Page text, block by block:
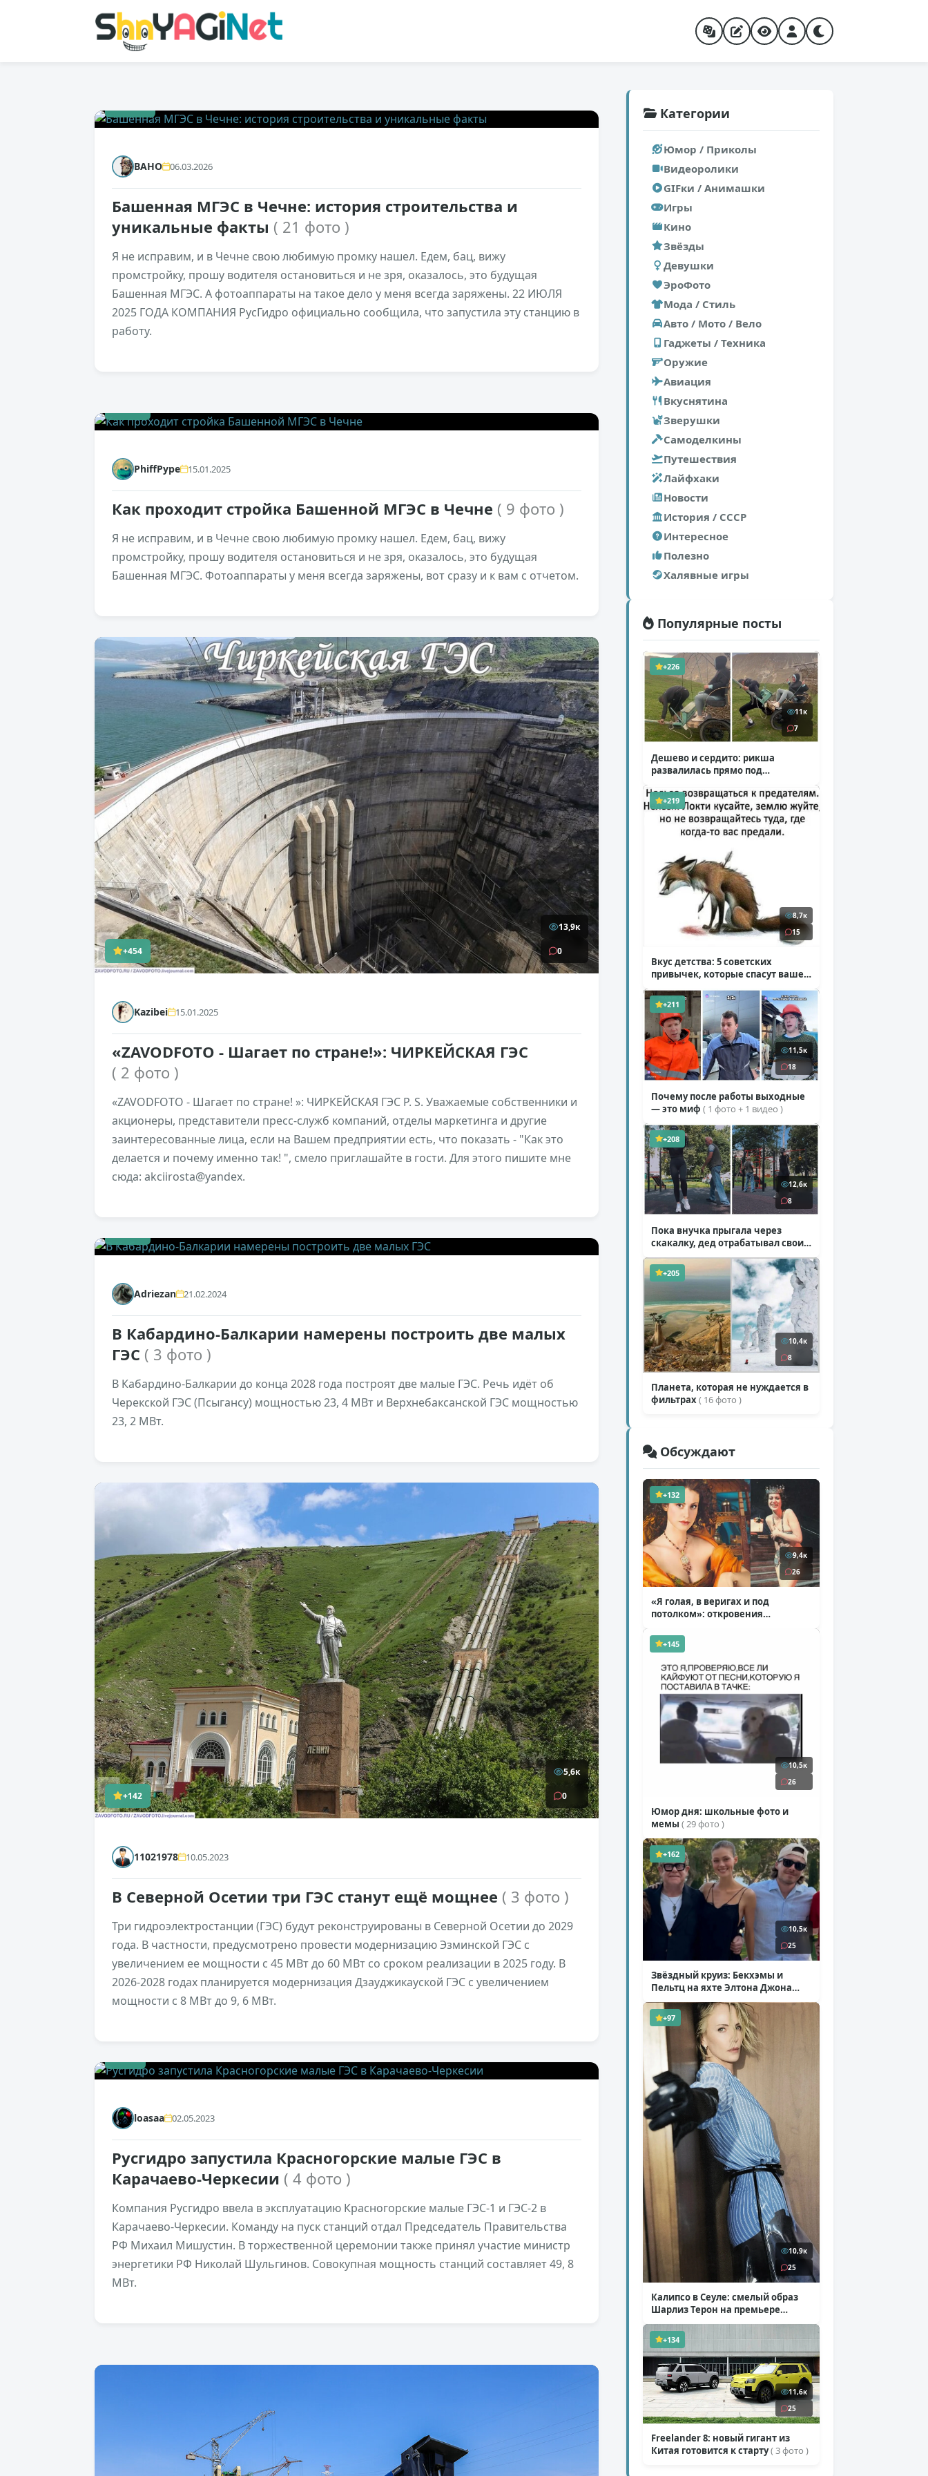
BAHO 06.03.2026
Башенная МГЭС в Чечне: история строительства и
уникальные факты ( 21 фото )
Я не исправим, и в Чечне свою любимую промку нашел. Едем, бац, вижу
промстройку, прошу водителя остановиться и не зря, оказалось, это будущая
Башенная МГЭС. А фотоаппараты на такое дело у меня всегда заряжены. 22 ИЮЛЯ
2025 ГОДА КОМПАНИЯ РусГидро официально сообщила, что запустила эту станцию в
работу.
PhiffPype 15.01.2025
Как проходит стройка Башенной МГЭС в Чечне ( 9 фото )
Я не исправим, и в Чечне свою любимую промку нашел. Едем, бац, вижу
промстройку, прошу водителя остановиться и не зря, оказалось, это будущая
Башенная МГЭС. Фотоаппараты у меня всегда заряжены, вот сразу и к вам с отчетом.
+454
13,9к
0
Kazibei 15.01.2025
«ZAVODFOTO - Шагает по стране!»: ЧИРКЕЙСКАЯ ГЭС
( 2 фото )
«ZAVODFOTO - Шагает по стране! »: ЧИРКЕЙСКАЯ ГЭС P. S. Уважаемые собственники и
акционеры, представители пресс-служб компаний, отделы маркетинга и другие
заинтересованные лица, если на Вашем предприятии есть, что показать - "Как это
делается и почему именно так! ", смело приглашайте в гости. Для этого пишите мне
сюда: akciirosta@yandex.
Adriezan 21.02.2024
В Кабардино-Балкарии намерены построить две малых
ГЭС ( 3 фото )
В Кабардино-Балкарии до конца 2028 года построят две малые ГЭС. Речь идёт об
Черекской ГЭС (Псыгансу) мощностью 23, 4 МВт и Верхнебаксанской ГЭС мощностью
23, 2 МВт.
+142
5,6к
0
11021978 10.05.2023
В Северной Осетии три ГЭС станут ещё мощнее ( 3 фото )
Три гидроэлектростанции (ГЭС) будут реконструированы в Северной Осетии до 2029
года. В частности, предусмотрено провести модернизацию Эзминской ГЭС с
увеличением ее мощности с 45 МВт до 60 МВт со сроком реализации в 2025 году. В
2026-2028 годах планируется модернизация Дзауджикауской ГЭС с увеличением
мощности с 8 МВт до 9, 6 МВт.
loasaa 02.05.2023
Русгидро запустила Красногорские малые ГЭС в
Карачаево-Черкесии ( 4 фото )
Компания Русгидро ввела в эксплуатацию Красногорские малые ГЭС-1 и ГЭС-2 в
Карачаево-Черкесии. Команду на пуск станций отдал Председатель Правительства
РФ Михаил Мишустин. В торжественной церемонии также принял участие министр
энергетики РФ Николай Шульгинов. Совокупная мощность станций составляет 49, 8
МВт.
Категории
Юмор / Приколы
Видеоролики
GIFки / Анимашки
Игры
Кино
Звёзды
Девушки
ЭроФото
Мода / Стиль
Авто / Мото / Вело
Гаджеты / Техника
Оружие
Авиация
Вкуснятина
Зверушки
Самоделкины
Путешествия
Лайфхаки
Новости
История / СССР
Интересное
Полезно
Халявные игры
Популярные посты
+226
11к
7
Дешево и сердито: рикша
развалилась прямо под
+219
8,7к
15
Вкус детства: 5 советских
привычек, которые спасут ваше
+211
11,5к
18
Почему после работы выходные
— это миф ( 1 фото + 1 видео )
+208
12,6к
8
Пока внучка прыгала через
скакалку, дед отрабатывал свои
секретные приемы
( 1 фото + 1 видео )
+205
10,4к
8
Планета, которая не нуждается в
фильтрах( 16 фото )
Обсуждают
+132
9,4к
26
«Я голая, в веригах и под
потолком»: откровения
( 11 фото )
+145
10,5к
26
Юмор дня: школьные фото и
мемы ( 29 фото )
+162
10,5к
25
Звёздный круиз: Бекхэмы и
Пельтц на яхте Элтона Джона
( 12 фото )
+97
10,9к
25
Калипсо в Сеуле: смелый образ
Шарлиз Терон на премьере
«Одиссеи»( 6 фото )
+134
11,6к
25
Freelander 8: новый гигант из
Китая готовится к старту( 3 фото )